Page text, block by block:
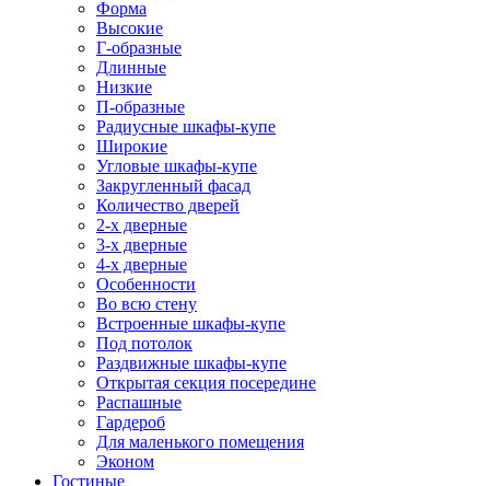
Форма
Высокие
Г-образные
Длинные
Низкие
П-образные
Радиусные шкафы-купе
Широкие
Угловые шкафы-купе
Закругленный фасад
Количество дверей
2-х дверные
3-х дверные
4-х дверные
Особенности
Во всю стену
Встроенные шкафы-купе
Под потолок
Раздвижные шкафы-купе
Открытая секция посередине
Распашные
Гардероб
Для маленького помещения
Эконом
Гостиные